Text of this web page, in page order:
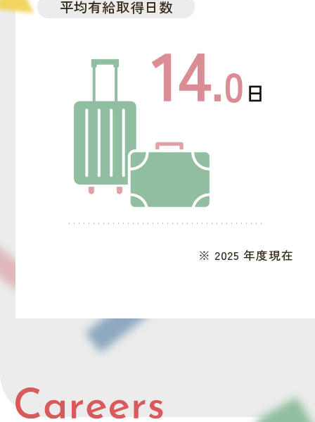
平均有給取得日数
※ 2025 年度現在